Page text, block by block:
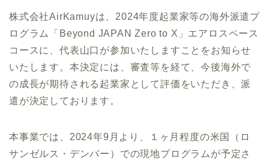
株式会社AirKamuyは、2024年度起業家等の海外派遣プ
ログラム「Beyond JAPAN Zero to X」エアロスペース
コースに、代表山口が参加いたしますことをお知らせ
いたします。本決定には、審査等を経て、今後海外で
の成長が期待される起業家として評価をいただき、派
遣が決定しております。
本事業では、2024年9月より、１ヶ月程度の米国（ロ
サンゼルス・デンバー）での現地プログラムが予定さ